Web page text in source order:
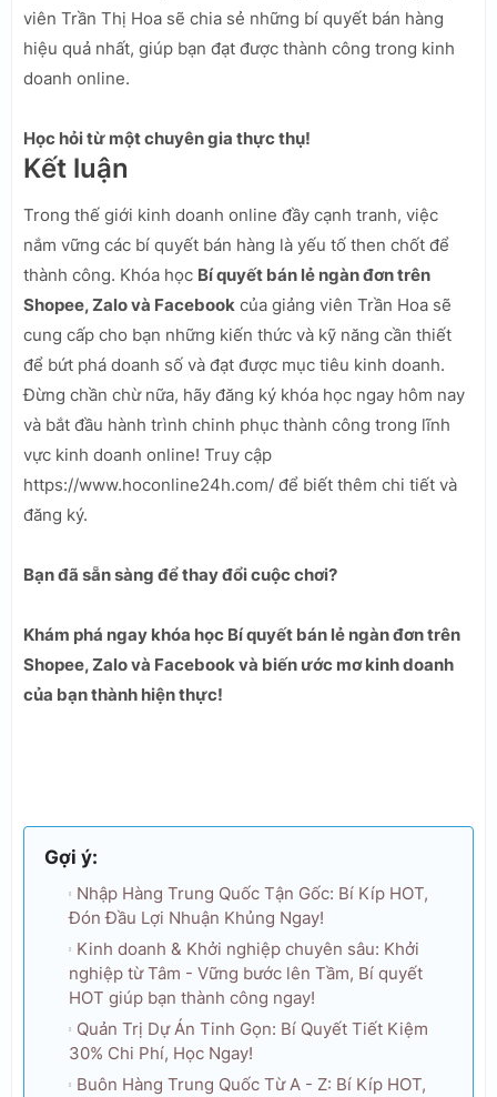
viên Trần Thị Hoa sẽ chia sẻ những bí quyết bán hàng
hiệu quả nhất, giúp bạn đạt được thành công trong kinh
doanh online.
Học hỏi từ một chuyên gia thực thụ!
Kết luận
Trong thế giới kinh doanh online đầy cạnh tranh, việc
nắm vững các bí quyết bán hàng là yếu tố then chốt để
thành công. Khóa học Bí quyết bán lẻ ngàn đơn trên
Shopee, Zalo và Facebook của giảng viên Trần Hoa sẽ
cung cấp cho bạn những kiến thức và kỹ năng cần thiết
để bứt phá doanh số và đạt được mục tiêu kinh doanh.
Đừng chần chừ nữa, hãy đăng ký khóa học ngay hôm nay
và bắt đầu hành trình chinh phục thành công trong lĩnh
vực kinh doanh online! Truy cập
https://www.hoconline24h.com/ để biết thêm chi tiết và
đăng ký.
Bạn đã sẵn sàng để thay đổi cuộc chơi?
Khám phá ngay khóa học Bí quyết bán lẻ ngàn đơn trên
Shopee, Zalo và Facebook và biến ước mơ kinh doanh
của bạn thành hiện thực!
Gợi ý:
Nhập Hàng Trung Quốc Tận Gốc: Bí Kíp HOT,
Đón Đầu Lợi Nhuận Khủng Ngay!
Kinh doanh & Khởi nghiệp chuyên sâu: Khởi
nghiệp từ Tâm - Vững bước lên Tầm, Bí quyết
HOT giúp bạn thành công ngay!
Quản Trị Dự Án Tinh Gọn: Bí Quyết Tiết Kiệm
30% Chi Phí, Học Ngay!
Buôn Hàng Trung Quốc Từ A - Z: Bí Kíp HOT,